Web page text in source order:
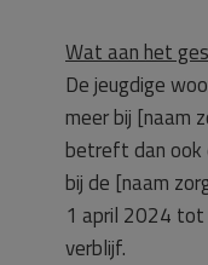
Wat aan het
De jeugdige
meer bij [naam
betreft dan ook
bij de [naam
1 april 2024 tot
verblijf.